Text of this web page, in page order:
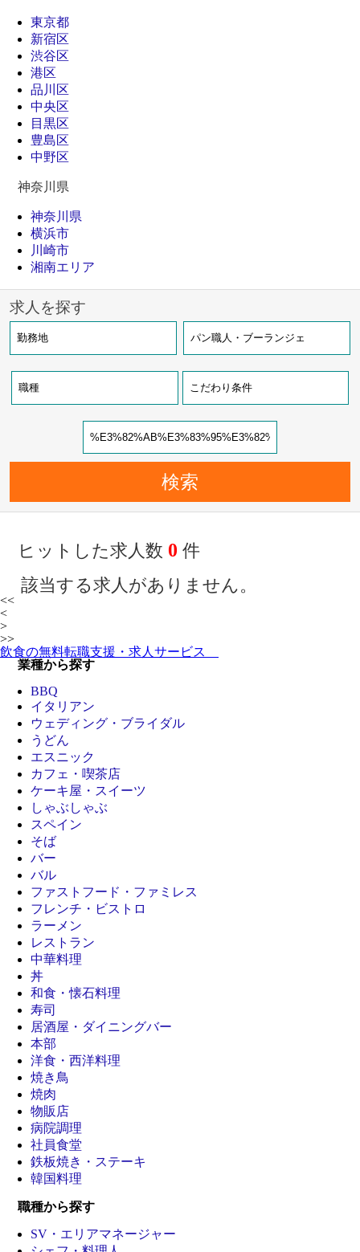
東京都
新宿区
渋谷区
港区
品川区
中央区
目黒区
豊島区
中野区
神奈川県
神奈川県
横浜市
川崎市
湘南エリア
求人を探す
ヒットした求人数 0 件
該当する求人がありません。
<<
<
>
>>
飲食の無料転職支援・求人サービス
業種から探す
BBQ
イタリアン
ウェディング・ブライダル
うどん
エスニック
カフェ・喫茶店
ケーキ屋・スイーツ
しゃぶしゃぶ
スペイン
そば
バー
バル
ファストフード・ファミレス
フレンチ・ビストロ
ラーメン
レストラン
中華料理
丼
和食・懐石料理
寿司
居酒屋・ダイニングバー
本部
洋食・西洋料理
焼き鳥
焼肉
物販店
病院調理
社員食堂
鉄板焼き・ステーキ
韓国料理
職種から探す
SV・エリアマネージャー